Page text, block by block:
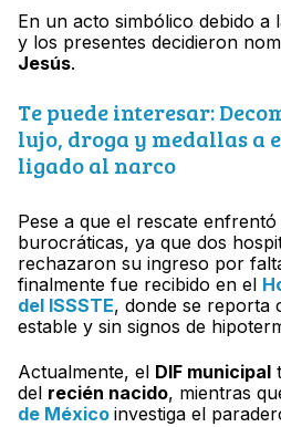
En un acto simbólico debido a
y los presentes decidieron
Jesús.
Te puede interesar:
lujo, droga y medallas a
ligado al narco
Pese a que el rescate
burocráticas, ya que dos
rechazaron su ingreso por
finalmente fue recibido en el
del ISSSTE, donde se reporta
estable y sin signos de
Actualmente, el DIF municipal
del recién nacido, mientras
de México investiga el